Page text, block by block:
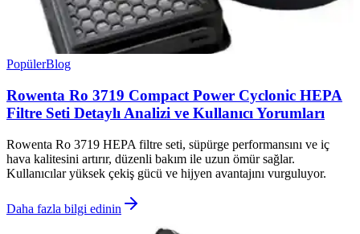
PopülerBlog
Rowenta Ro 3719 Compact Power Cyclonic HEPA
Filtre Seti Detaylı Analizi ve Kullanıcı Yorumları
Rowenta Ro 3719 HEPA filtre seti, süpürge performansını ve iç
hava kalitesini artırır, düzenli bakım ile uzun ömür sağlar.
Kullanıcılar yüksek çekiş gücü ve hijyen avantajını vurguluyor.
Daha fazla bilgi edinin